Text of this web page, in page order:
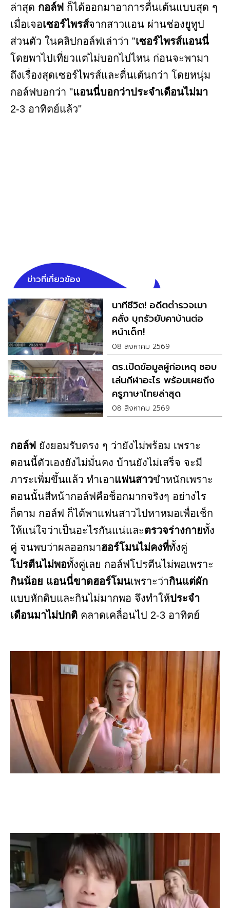
ล่าสุด กอล์ฟ ก็ได้ออกมาอาการตื่นเต้นแบบสุด ๆ
เมื่อเจอเซอร์ไพรส์จากสาวแอน ผ่านช่องยูทูป
ส่วนตัว ในคลิปกอล์ฟเล่าว่า "เซอร์ไพรส์แอนนี่
โดยพาไปเที่ยวแต่ไม่บอกไปไหน ก่อนจะพามา
ถึงเรื่องสุดเซอร์ไพรส์และตื่นเต้นกว่า โดยหนุ่ม
กอล์ฟบอกว่า "แอนนี่บอกว่าประจำเดือนไม่มา
2-3 อาทิตย์แล้ว"
ข่าวที่เกี่ยวข้อง
นาทีชีวิต! อดีตตำรวจเมา
คลั่ง บุกรัวยับคาบ้านต่อ
หน้าเด็ก!
08 สิงหาคม 2569
ตร.เปิดข้อมูลผู้ก่อเหตุ ชอบ
เล่นกีฬาอะไร พร้อมเผยถึง
ครูภาษาไทยล่าสุด
08 สิงหาคม 2569
กอล์ฟ ยังยอมรับตรง ๆ ว่ายังไม่พร้อม เพราะ
ตอนนี้ตัวเองยังไม่มั่นคง บ้านยังไม่เสร็จ จะมี
ภาระเพิ่มขึ้นแล้ว ทำเอาแฟนสาวขำหนักเพราะ
ตอนนั้นสีหน้ากอล์ฟคือช็อกมากจริงๆ อย่างไร
ก็ตาม กอล์ฟ ก็ได้พาแฟนสาวไปหาหมอเพื่อเช็ก
ให้แน่ใจว่าเป็นอะไรกันแน่และตรวจร่างกายทั้ง
คู่ จนพบว่าผลออกมาฮอร์โมนไม่คงที่ทั้งคู่
โปรตีนไม่พอทั้งคู่เลย กอล์ฟโปรตีนไม่พอเพราะ
กินน้อย แอนนี่ขาดฮอร์โมนเพราะว่ากินแต่ผัก
แบบหักดิบและกินไม่มากพอ จึงทำให้ประจำ
เดือนมาไม่ปกติ คลาดเคลื่อนไป 2-3 อาทิตย์